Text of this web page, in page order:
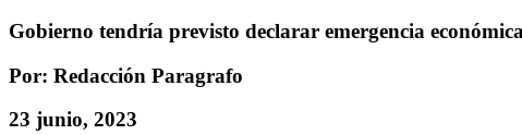
Gobierno tendría previsto declarar emergencia
Por: Redacción Paragrafo
23 junio, 2023